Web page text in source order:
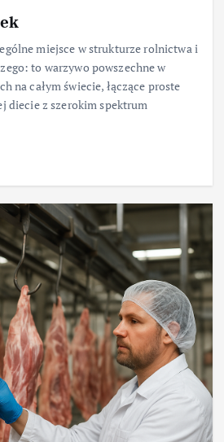
miejsce w strukturze rolnictwa i
to warzywo powszechne w
na całym świecie, łączące proste
diecie z szerokim spektrum